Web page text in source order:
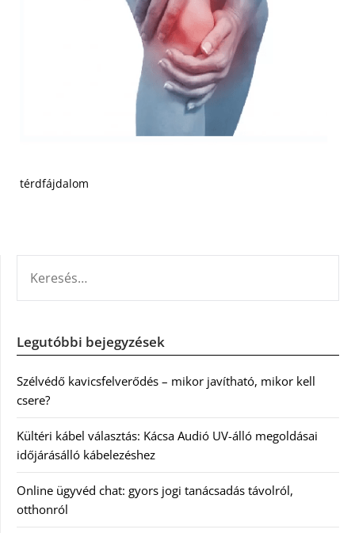
térdfájdalom
Legutóbbi bejegyzések
Szélvédő kavicsfelverődés – mikor javítható, mikor kell
csere?
Kültéri kábel választás: Kácsa Audió UV-álló megoldásai
időjárásálló kábelezéshez
Online ügyvéd chat: gyors jogi tanácsadás távolról,
otthonról